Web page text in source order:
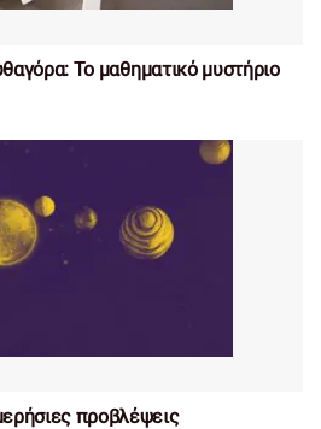
Το μαθηματικό μυστήριο
προβλέψεις